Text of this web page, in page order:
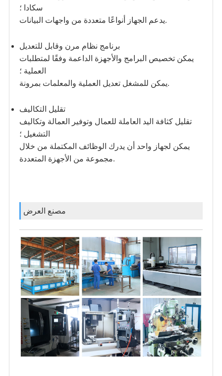
سكادا ؛
يدعم الجهاز أنواعًا متعددة من واجهات البيانات.
برنامج نظام مرن وقابل للتعديل
يمكن تخصيص البرامج والأجهزة الداعمة وفقًا لمتطلبات
العملية ؛
يمكن للمشغل تعديل العملية والمعلمات بمرونة.
تقليل التكاليف
تقليل كثافة اليد العاملة للعمال وتوفير العمالة وتكاليف
التشغيل ؛
يمكن لجهاز واحد أن يدرك الوظائف المكتملة من خلال
مجموعة من الأجهزة المتعددة.
مصنع العرض